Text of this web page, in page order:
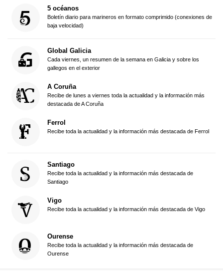
5 océanos
Boletín diario para marineros en formato comprimido (conexiones de
baja velocidad)
Global Galicia
Cada viernes, un resumen de la semana en Galicia y sobre los
gallegos en el exterior
A Coruña
Recibe de lunes a viernes toda la actualidad y la información más
destacada de A Coruña
Ferrol
Recibe toda la actualidad y la información más destacada de Ferrol
Santiago
Recibe toda la actualidad y la información más destacada de
Santiago
Vigo
Recibe toda la actualidad y la información más destacada de Vigo
Ourense
Recibe toda la actualidad y la información más destacada de
Ourense